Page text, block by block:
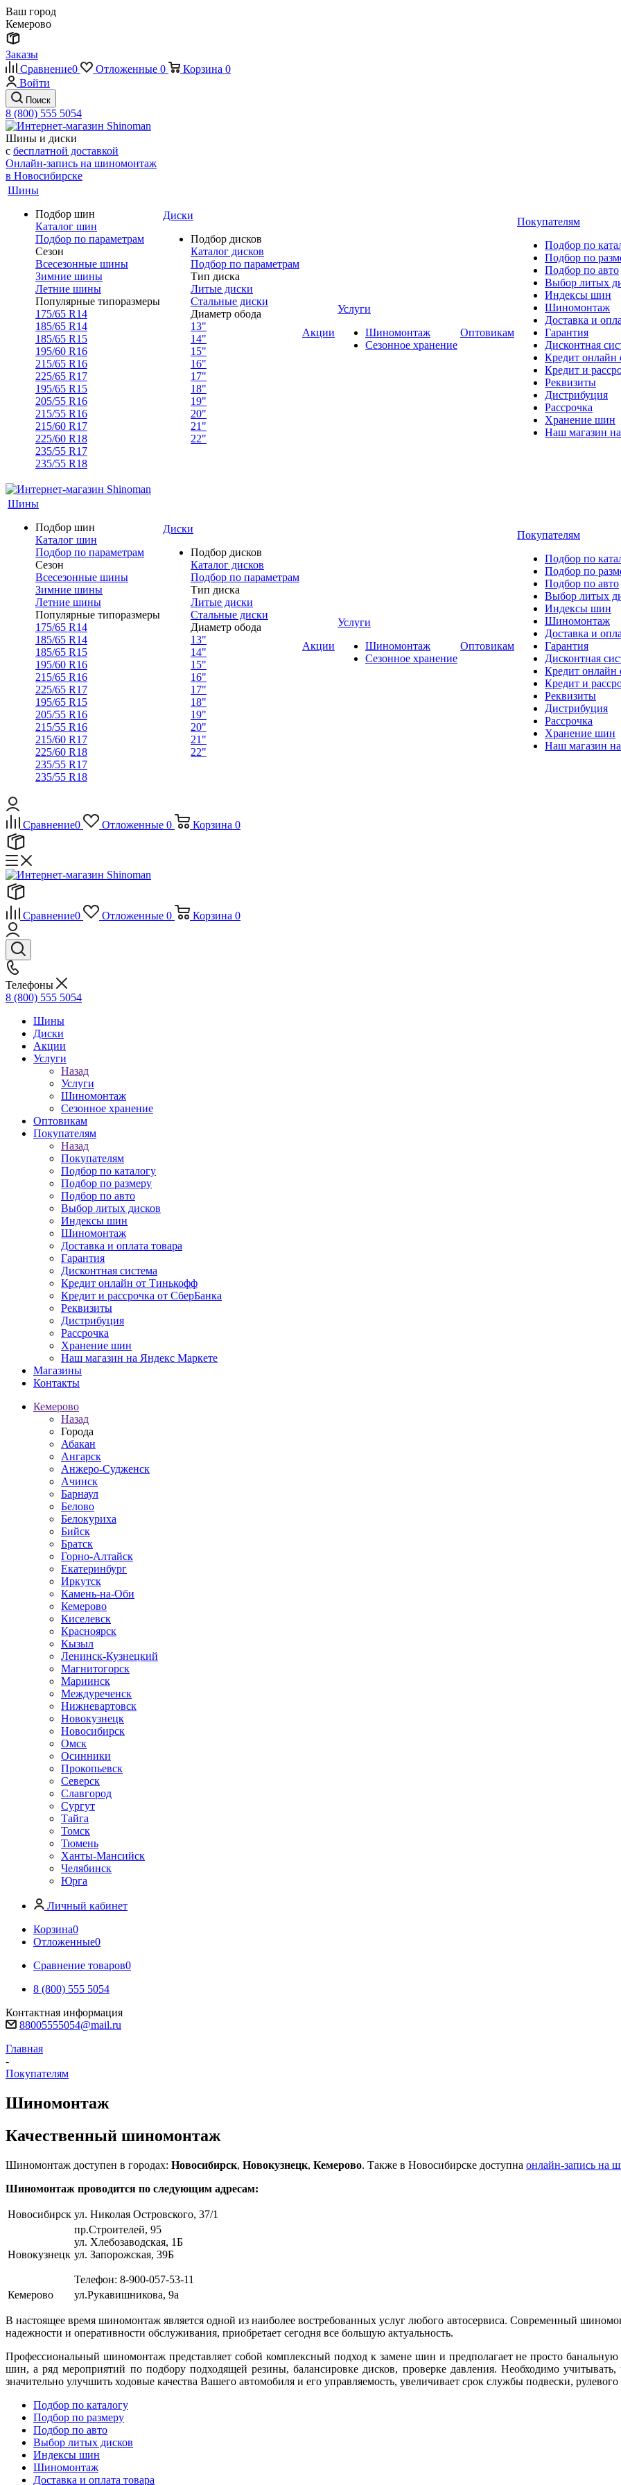
Ваш город
Кемерово
Заказы
Сравнение0 Отложенные 0 Корзина 0
Войти
Поиск
8 (800) 555 5054
Шины и диски
с бесплатной доставкой
Онлайн-запись на шиномонтаж
в Новосибирске
Шины
Подбор шин
Каталог шин
Подбор по параметрам
Сезон
Всесезонные шины
Зимние шины
Летние шины
Популярные типоразмеры
175/65 R14
185/65 R14
185/65 R15
195/60 R16
215/65 R16
225/65 R17
195/65 R15
205/55 R16
215/55 R16
215/60 R17
225/60 R18
235/55 R17
235/55 R18
Диски
Подбор дисков
Каталог дисков
Подбор по параметрам
Тип диска
Литые диски
Стальные диски
Диаметр обода
13"
14"
15"
16"
17"
18"
19"
20"
21"
22"
Акции
Услуги
Шиномонтаж
Сезонное хранение
Оптовикам
Покупателям
Подбор по
Подбор по
Подбор по авто
Выбор литых
Индексы шин
Шиномонтаж
Доставка и
Гарантия
Дисконтная
Кредит онлайн
Кредит и
Реквизиты
Дистрибуция
Рассрочка
Хранение шин
Наш магазин
Шины
Подбор шин
Каталог шин
Подбор по параметрам
Сезон
Всесезонные шины
Зимние шины
Летние шины
Популярные типоразмеры
175/65 R14
185/65 R14
185/65 R15
195/60 R16
215/65 R16
225/65 R17
195/65 R15
205/55 R16
215/55 R16
215/60 R17
225/60 R18
235/55 R17
235/55 R18
Диски
Подбор дисков
Каталог дисков
Подбор по параметрам
Тип диска
Литые диски
Стальные диски
Диаметр обода
13"
14"
15"
16"
17"
18"
19"
20"
21"
22"
Акции
Услуги
Шиномонтаж
Сезонное хранение
Оптовикам
Покупателям
Подбор по
Подбор по
Подбор по авто
Выбор литых
Индексы шин
Шиномонтаж
Доставка и
Гарантия
Дисконтная
Кредит онлайн
Кредит и
Реквизиты
Дистрибуция
Рассрочка
Хранение шин
Наш магазин
Сравнение0 Отложенные 0 Корзина 0
Сравнение0 Отложенные 0 Корзина 0
Телефоны
8 (800) 555 5054
Шины
Диски
Акции
Услуги
Назад
Услуги
Шиномонтаж
Сезонное хранение
Оптовикам
Покупателям
Назад
Покупателям
Подбор по каталогу
Подбор по размеру
Подбор по авто
Выбор литых дисков
Индексы шин
Шиномонтаж
Доставка и оплата товара
Гарантия
Дисконтная система
Кредит онлайн от Тинькофф
Кредит и рассрочка от СберБанка
Реквизиты
Дистрибуция
Рассрочка
Хранение шин
Наш магазин на Яндекс Маркете
Магазины
Контакты
Кемерово
Назад
Города
Абакан
Ангарск
Анжеро-Судженск
Ачинск
Барнаул
Белово
Белокуриха
Бийск
Братск
Горно-Алтайск
Екатеринбург
Иркутск
Камень-на-Оби
Кемерово
Киселевск
Красноярск
Кызыл
Ленинск-Кузнецкий
Магнитогорск
Мариинск
Междуреченск
Нижневартовск
Новокузнецк
Новосибирск
Омск
Осинники
Прокопьевск
Северск
Славгород
Сургут
Тайга
Томск
Тюмень
Ханты-Мансийск
Челябинск
Юрга
Личный кабинет
Корзина0
Отложенные0
Сравнение товаров0
8 (800) 555 5054
Контактная информация
88005555054@mail.ru
Главная
-
Покупателям
Шиномонтаж
Качественный шиномонтаж
Шиномонтаж доступен в городах: Новосибирск, Новокузнецк, Кемерово. Также в Новосибирске доступна онлайн-запись на
Шиномонтаж проводится по следующим адресам:
Новосибирск ул. Николая Островского, 37/1
Новокузнецк
пр.Строителей, 95
ул. Хлебозаводская, 1Б
ул. Запорожская, 39Б
Телефон: 8-900-057-53-11
Кемерово
ул.Рукавишникова, 9а
В настоящее время шиномонтаж является одной из наиболее востребованных услуг любого автосервиса. Современный
надежности и оперативности обслуживания, приобретает сегодня все большую актуальность.
Профессиональный шиномонтаж представляет собой комплексный подход к замене шин и предполагает не просто
шин, а ряд мероприятий по подбору подходящей резины, балансировке дисков, проверке давления. Необходимо
значительно улучшить ходовые качества Вашего автомобиля и его управляемость, увеличивает срок службы подвески,
Подбор по каталогу
Подбор по размеру
Подбор по авто
Выбор литых дисков
Индексы шин
Шиномонтаж
Доставка и оплата товара